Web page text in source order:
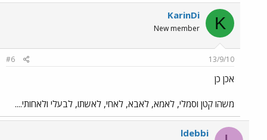
K
KarinDi
New member
13/9/10
#6
אכן כן
משהו קטן וסמלי, לאמא, לאבא, לאחי, לאשתו, לבעלי ולאחותי....
ldebbi